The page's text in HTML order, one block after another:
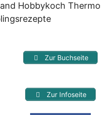
Hobbykoch
Zur Buchseite
Zur Infoseite